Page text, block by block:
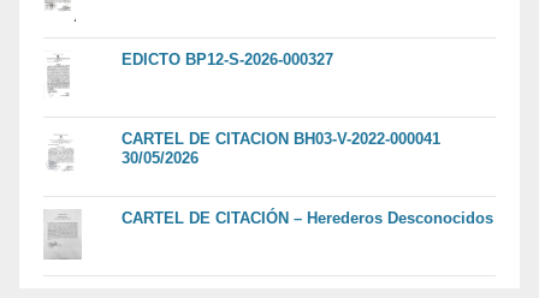
EDICTO BP12-S-2026-000327
CARTEL DE CITACION BH03-V-2022-000041
30/05/2026
CARTEL DE CITACIÓN – Herederos Desconocidos